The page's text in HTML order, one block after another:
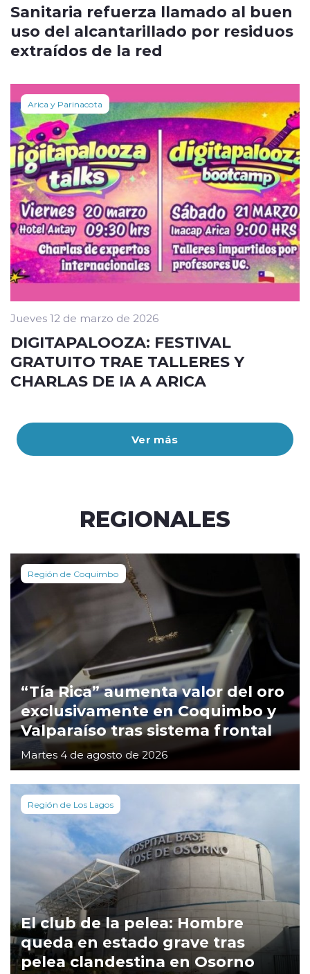
Ver más
Sanitaria refuerza llamado al buen
uso del alcantarillado por residuos
extraídos de la red
Arica y Parinacota
Jueves 12 de marzo de 2026
DIGITAPALOOZA: FESTIVAL
GRATUITO TRAE TALLERES Y
CHARLAS DE IA A ARICA
REGIONALES
Región de Coquimbo
“Tía Rica” aumenta valor del oro
exclusivamente en Coquimbo y
Valparaíso tras sistema frontal
Martes 4 de agosto de 2026
Región de Los Lagos
El club de la pelea: Hombre
queda en estado grave tras
pelea clandestina en Osorno